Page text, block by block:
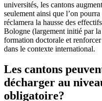
universités, les cantons
seulement ainsi que l’on
réclamera la hausse des
Bologne (largement initié par
formation doctorale et
dans le contexte international.
Les cantons
décharger au
obligatoire?